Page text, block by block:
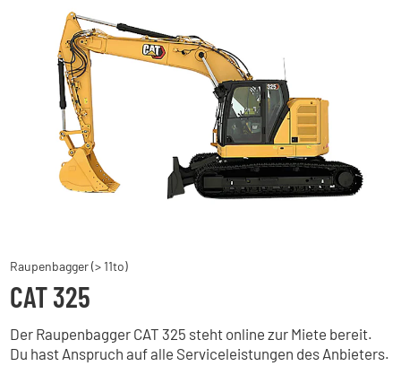
Raupenbagger (> 11to)
CAT 325
Der Raupenbagger CAT 325 steht online zur Miete bereit.
Du hast Anspruch auf alle Serviceleistungen des Anbieters.